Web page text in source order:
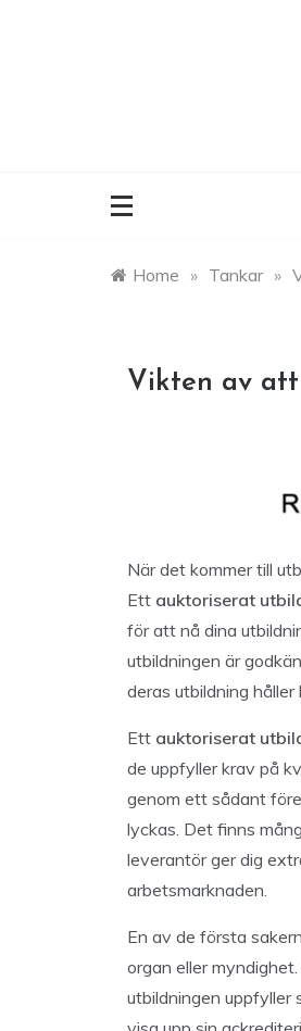
Home » Tankar »
Vikten av
När det kommer till
Ett auktoriserat
för att nå dina
utbildningen är
deras utbildning håller
Ett auktoriserat
de uppfyller krav på
genom ett sådant
lyckas. Det finns
leverantör ger dig
arbetsmarknaden.
En av de första
organ eller
utbildningen uppfyller